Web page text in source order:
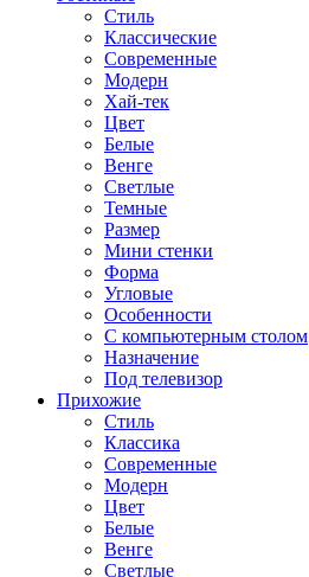
Стиль
Классические
Современные
Модерн
Хай-тек
Цвет
Белые
Венге
Светлые
Темные
Размер
Мини стенки
Форма
Угловые
Особенности
С компьютерным столом
Назначение
Под телевизор
Прихожие
Стиль
Классика
Современные
Модерн
Цвет
Белые
Венге
Светлые